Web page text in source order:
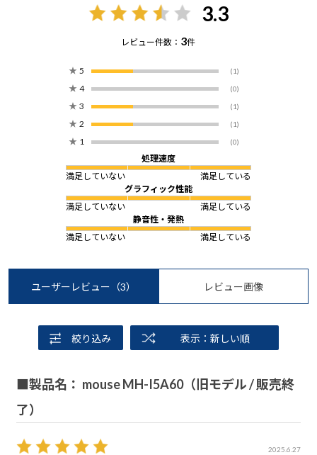
3.3
レビュー件数： 3件
★ 5 (1)
★ 4 (0)
★ 3 (1)
★ 2 (1)
★ 1 (0)
処理速度
満足していない
満足している
グラフィック性能
満足していない
満足している
静音性・発熱
満足していない
満足している
ユーザーレビュー （3） レビュー画像
絞り込み 表示：新しい順
■製品名： mouse MH-I5A60（旧モデル / 販売終
了）
2025.6.27